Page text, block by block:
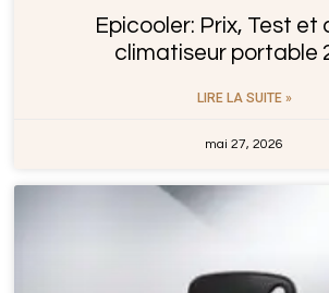
Epicooler: Prix, Test et
climatiseur portable
LIRE LA SUITE »
mai 27, 2026